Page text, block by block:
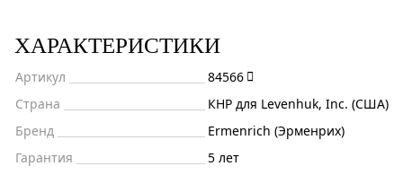
ХАРАКТЕРИСТИКИ
Артикул
84566
Страна
КНР для Levenhuk, Inc. (США)
Бренд
Ermenrich (Эрменрих)
Гарантия
5 лет